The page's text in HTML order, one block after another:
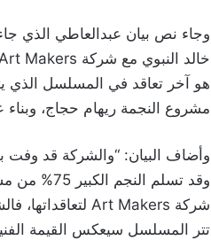
وجاء نص بيان عبدالعاطي الذي جاء
خالد النبوي مع شركة Makers
مشروع النجمة ريهام حجاج،
وأضاف البيان: “والشركة قد وفت
وقد تسلم
شركة Art Makers لتعاقداتها،
تتر المسلسل سيعكس القيمة